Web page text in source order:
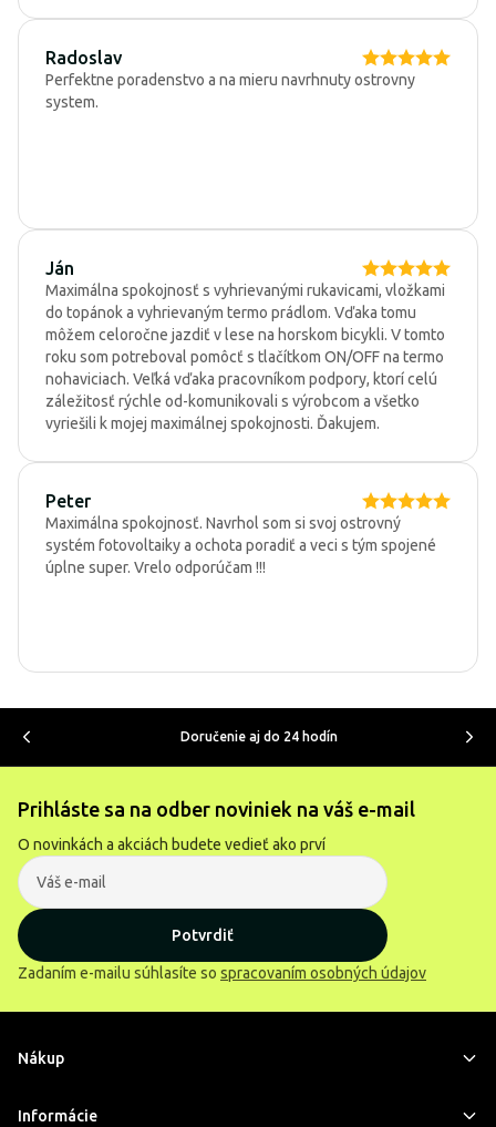
Radoslav
Perfektne poradenstvo a na mieru navrhnuty ostrovny
system.
Ján
Maximálna spokojnosť s vyhrievanými rukavicami, vložkami
do topánok a vyhrievaným termo prádlom. Vďaka tomu
môžem celoročne jazdiť v lese na horskom bicykli. V tomto
roku som potreboval pomôcť s tlačítkom ON/OFF na termo
nohaviciach. Veľká vďaka pracovníkom podpory, ktorí celú
záležitosť rýchle od-komunikovali s výrobcom a všetko
vyriešili k mojej maximálnej spokojnosti. Ďakujem.
Peter
Maximálna spokojnosť. Navrhol som si svoj ostrovný
systém fotovoltaiky a ochota poradiť a veci s tým spojené
úplne super. Vrelo odporúčam !!!
Doručenie aj do 24 hodín
Prihláste sa na odber noviniek na váš e-mail
O novinkách a akciách budete vedieť ako prví
Potvrdiť
Zadaním e-mailu súhlasíte so spracovaním osobných údajov
Nákup
Informácie